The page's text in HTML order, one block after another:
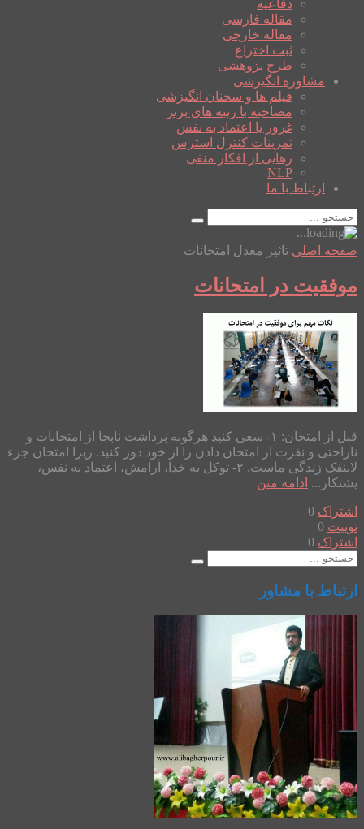
دفاعیه
مقاله فارسی
مقاله خارجی
ثبت اختراع
طرح پژوهشی
مشاوره انگیزشی
فیلم ها و سخنان انگیزشی
مصاحبه با رتبه های برتر
غرور یا اعتماد به نفس
تمرینات کنترل استرس
رهایی از افکار منفی
NLP
ارتباط با ما
صفحه اصلی تاثیر معدل امتحانات
موفقیت در امتحانات
قبل از امتحان: ۱- سعی کنید هرگونه برداشت نابجا از امتحانات و
ناراحتی و نفرت از امتحان دادن را از خود دور کنید. زیرا امتحان جزء
لاینفک زندگی ماست. ۲- توکل به خدا، آرامش، اعتماد به نفس،
پشتکار... ادامه متن
اشتراک 0
توییت 0
اشتراک 0
ارتباط با مشاور